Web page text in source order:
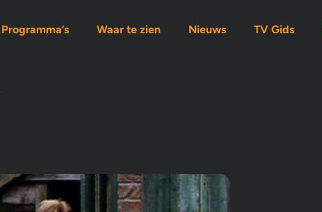
Programma’s Waar te zien Nieuws TV Gids